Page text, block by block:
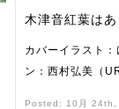
木津音紅葉は
カバーイラスト
ン：西村弘美（
Posted: 10月